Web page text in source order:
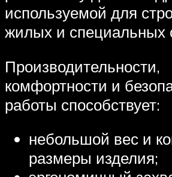
используемой для
жилых и специальных
Производительности,
комфортности и
работы способствует:
небольшой вес и
размеры изделия;